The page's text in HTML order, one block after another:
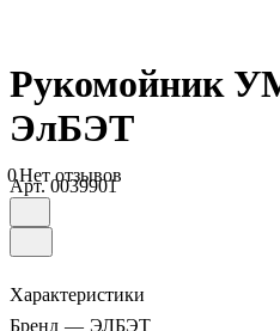
Рукомойник
ЭлБЭТ
0Нет отзывов
Арт.0039901
Характеристики
Бренд — ЭЛБЭТ